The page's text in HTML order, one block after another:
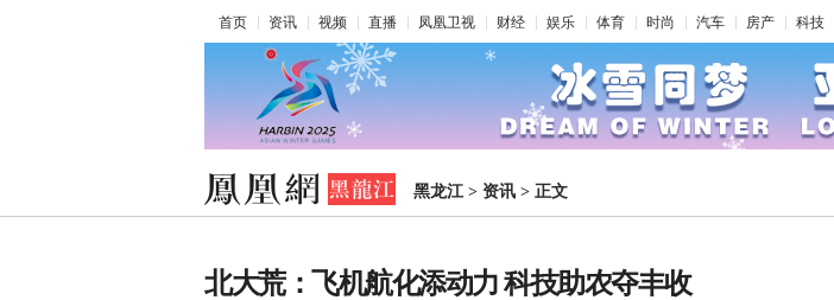
首页 资讯 视频 直播 凤凰卫视 财经 娱乐 体育 时尚 汽车 房产 科技
黑龙江> 资讯 > 正文
北大荒：飞机航化添动力 科技助农夺丰收